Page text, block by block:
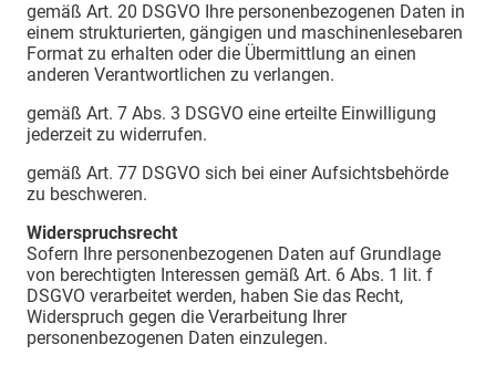
gemäß Art. 20 DSGVO Ihre personenbezogenen Daten in
einem strukturierten, gängigen und maschinenlesebaren
Format zu erhalten oder die Übermittlung an einen
anderen Verantwortlichen zu verlangen.
gemäß Art. 7 Abs. 3 DSGVO eine erteilte Einwilligung
jederzeit zu widerrufen.
gemäß Art. 77 DSGVO sich bei einer Aufsichtsbehörde
zu beschweren.
Widerspruchsrecht
Sofern Ihre personenbezogenen Daten auf Grundlage
von berechtigten Interessen gemäß Art. 6 Abs. 1 lit. f
DSGVO verarbeitet werden, haben Sie das Recht,
Widerspruch gegen die Verarbeitung Ihrer
personenbezogenen Daten einzulegen.